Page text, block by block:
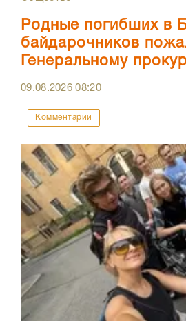
Родные погибших в
байдарочников
Генеральному
09.08.202608:20
Комментарии